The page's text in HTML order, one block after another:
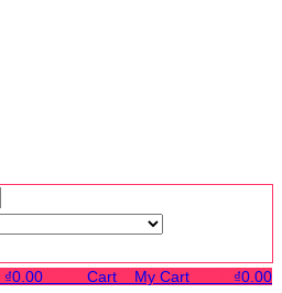
₫0.00 Cart My Cart ₫0.00